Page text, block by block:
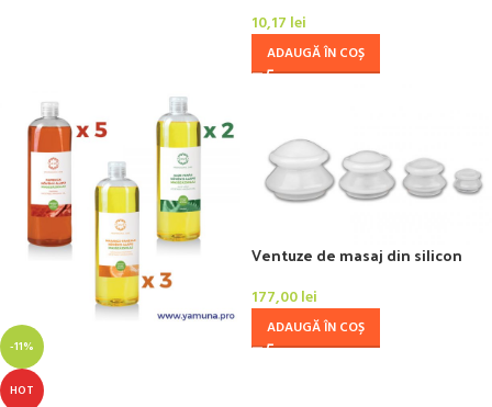
10,17 lei
ADAUGĂ ÎN COȘ
-11%
HOT
Ventuze de masaj din silicon
177,00lei
ADAUGĂ ÎN COȘ